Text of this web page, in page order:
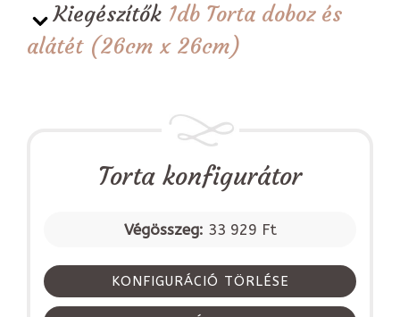
Kiegészítők 1db Torta doboz és
alátét (26cm x 26cm)
Torta konfigurátor
Végösszeg: 33 929 Ft
KONFIGURÁCIÓ TÖRLÉSE